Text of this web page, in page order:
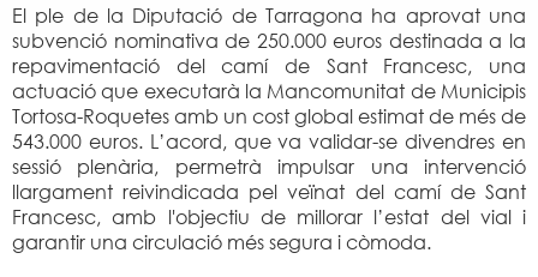
El ple de la Diputació de Tarragona ha aprovat una
subvenció nominativa de 250.000 euros destinada a la
repavimentació del camí de Sant Francesc, una
actuació que executarà la Mancomunitat de Municipis
Tortosa-Roquetes amb un cost global estimat de més de
543.000 euros. L’acord, que va validar-se divendres en
sessió plenària, permetrà impulsar una intervenció
llargament reivindicada pel veïnat del camí de Sant
Francesc, amb l'objectiu de millorar l’estat del vial i
garantir una circulació més segura i còmoda.